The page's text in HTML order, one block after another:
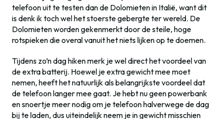
telefoon uit te testen dan de Dolomieten in Italië, want dit
is denk ik toch wel het stoerste gebergte ter wereld. De
Dolomieten worden gekenmerkt door de steile, hoge
rotspieken die overal vanuit het niets lijken op te doemen.
Tijdens zo’n dag hiken merk je wel direct het voordeel van
de extra batterij. Hoewel je extra gewicht mee moet
nemen, heeft het natuurlijk als belangrijkste voordeel dat
de telefoon langer mee gaat. Je hebt nu geen powerbank
en snoertje meer nodig om je telefoon halverwege de dag
bij te laden, dus uiteindelijk neem je in gewicht misschien